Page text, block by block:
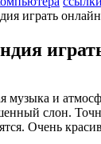
музыка и
слон.
Очень